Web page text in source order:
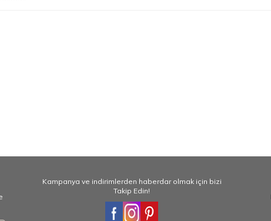
Kampanya ve indirimlerden haberdar olmak için bizi
Takip Edin!